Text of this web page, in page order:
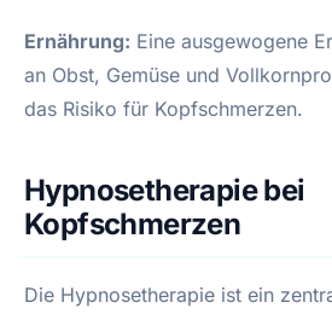
Ernährung: Eine ausgewogene
an Obst, Gemüse und
das Risiko für Kopfschmerzen.
Hypnosetherapie bei
Kopfschmerzen
Die Hypnosetherapie ist ein